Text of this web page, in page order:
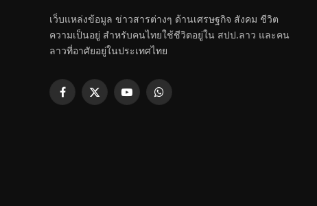
เว็บแหล่งข้อมูล ข่าวสารต่างๆ ด้านเศรษฐกิจ สังคม ชีวิต
ความเป็นอยู่ สำหรับคนไทยใช้ชีวิตอยู่ใน สปป.ลาว และคน
ลาวที่อาศัยอยู่ในประเทศไทย
Facebook
X
YouTubeWhatsApp